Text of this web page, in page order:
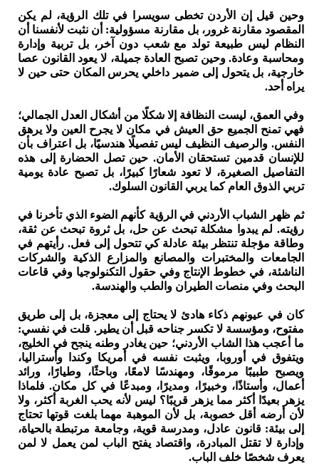
وحين قيل إن الأردن تخطى سويسرا في تلك الرؤية، لم يكن
المقصود مقارنة غرور، بل مقارنة مسؤولية: أن نثبت لأنفسنا أن
النظام ليس طبيعة تولد مع شعب دون آخر، بل تربية وإدارة
ومحاسبة وعادة. وحين تصبح العادة جميلة، لا يعود القانون عصا
خارجية، بل يتحول إلى ضمير داخلي يحرس المكان حتى حين لا
يراه أحد.
وفي العمق، ليست النظافة إلا شكلًا من أشكال العدل الجمالي؛
فهي تمنح الجميع حق العيش في مكان لا يجرح العين ولا يرهق
النفس. والرصيف النظيف ليس تفصيلًا هندسيًا، بل اعتراف بأن
للإنسان قدمين تستحقان الأمان. حين تصل الحضارة إلى هذه
التفاصيل الصغيرة، لا تعود شعارًا كبيرًا، بل تصبح عادة يومية
تربي الذوق العام كما يربي القانون السلوك.
ثم ظهر الشباب الأردني في الرؤية كأنهم الضوء الذي تأخرنا في
رؤيته. لم يبدوا مشكلة تبحث عن حل، بل ثروة تبحث عن ثقة،
وطاقة مؤجلة تنتظر بيئة عادلة كي تتحول إلى فعل. رأيتهم في
الجامعات والمختبرات والمصانع والمزارع الذكية والشركات
الناشئة، في خطوط الإنتاج وفي حقول التكنولوجيا وفي قاعات
البحث وفي منصات الطيران والطب والهندسة.
كان في عيونهم ذكاء هادئ لا يحتاج إلى معجزة، بل إلى طريق
مفتوح، ومؤسسة لا تكسر جناحه قبل أن يطير. قلت في نفسي:
ما أعجب هذا الشاب الأردني؛ حين يغادر وطنه ينجح في الخليج،
ويتفوق في أوروبا، ويثبت نفسه في أمريكا وكندا وأستراليا،
ويصبح طبيبًا مرموقًا، ومهندسًا لامعًا، وباحثًا، وطيارًا، ورائد
أعمال، وأستاذًا، وخبيرًا، ومديرًا، ومبدعًا في كل مكان. فلماذا
يزهر بعيدًا أكثر مما يزهر قريبًا؟ ليس لأنه يحب الغربة أكثر، ولا
لأن أرضه أقل خصوبة، بل لأن الموهبة مهما بلغت قوتها تحتاج
إلى بيئة: قانون عادل، ومدرسة قوية، وجامعة مرتبطة بالحياة،
وإدارة لا تقتل المبادرة، واقتصاد يفتح الباب لمن يعمل لا لمن
يعرف شخصًا خلف الباب.